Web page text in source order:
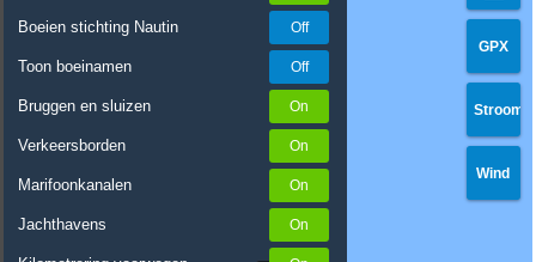
Boeien stichting Nautin
Toon boeinamen
Bruggen en sluizen
Verkeersborden
Marifoonkanalen
Jachthavens
GPX
Stroom
Wind